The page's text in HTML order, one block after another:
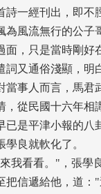
詩一經刊出，即不
為風流無行的公子
面，只是當時剛好
詞又通俗淺顯，明
當事人而言，馬君
，從民國十六年相
已是平津小報的八
學良就軟化了。
我看看。"，張學
把信遞給他，道：